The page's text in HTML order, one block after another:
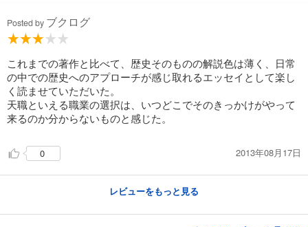
Posted by ブクログ
これまでの著作と比べて、歴史そのものの解説色は薄く、日常
の中での歴史へのアプローチが感じ取れるエッセイとして楽し
く読ませていただいた。
天職といえる職業の選択は、いつどこでそのきっかけがやって
来るのか分からないものと感じた。
0 2013年08月17日
レビューをもっと見る